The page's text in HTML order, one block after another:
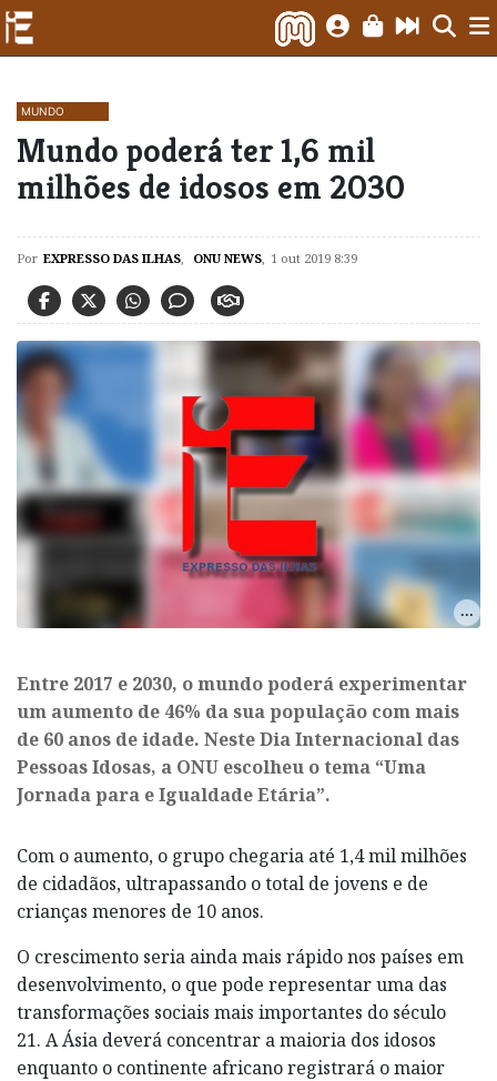
MUNDO
Mundo poderá ter 1,6 mil
milhões de idosos em 2030
Por EXPRESSO DAS ILHAS, ONU NEWS, 1 out 2019 8:39
​Entre 2017 e 2030, o mundo poderá experimentar
um aumento de 46% da sua população com mais
de 60 anos de idade. Neste Dia Internacional das
Pessoas Idosas, a ONU escolheu o tema “Uma
Jornada para e Igualdade Etária”.
Com o aumento, o grupo chegaria até 1,4 mil milhões
de cidadãos, ultrapassando o total de jovens e de
crianças menores de 10 anos.
O crescimento seria ainda mais rápido nos países em
desenvolvimento, o que pode representar uma das
transformações sociais mais importantes do século
21. A Ásia deverá concentrar a maioria dos idosos
enquanto o continente africano registrará o maior